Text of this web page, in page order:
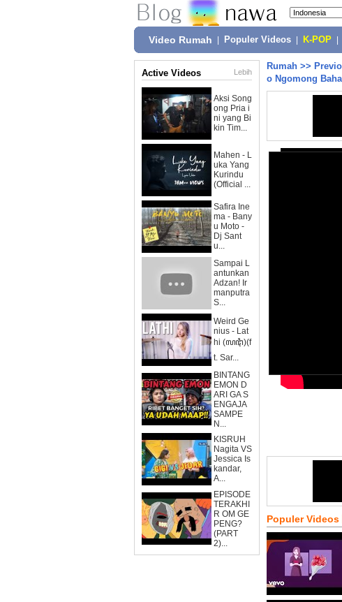
Video Rumah Populer Videos K-POP
Active Videos Lebih
Aksi Song
ong Pria i
ni yang Bi
kin Tim...
Mahen - L
uka Yang
Kurindu
(Official ...
Safira Ine
ma - Bany
u Moto -
Dj Sant
u...
Sampai L
antunkan
Adzan! Ir
manputra
S...
Weird Ge
nius - Lat
hi (ꦭꦛꦶ)(f
t. Sar...
BINTANG
EMON D
ARI GA S
ENGAJA
SAMPE
N...
KISRUH
Nagita VS
Jessica Is
kandar,
A...
EPISODE
TERAKHI
R OM GE
PENG?
(PART
2)...
Rumah >>
o Ngomong
Populer Videos